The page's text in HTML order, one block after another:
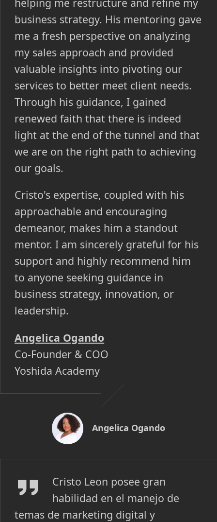
business strategy. His mentoring gave
me a fresh perspective on analyzing
my sales approach and provided
valuable insights into pivoting our
services to better meet client needs.
Through his guidance, I gained
renewed faith that there is indeed
light at the end of the tunnel and that
we are on the right path to achieving
our goals.
Cristo's expertise, coupled with his
approachable and encouraging
demeanor, makes him a standout
mentor. I am sincerely grateful for his
support and highly recommend him
to anyone seeking guidance in
business strategy, innovation, or
leadership.
Angelica Ogando
Co-Founder & COO
Yoshida Academy
Angelica Ogando
Francisco Munoz
Cristo Leon posee gran
habilidad en el manejo de
temas de marketing digital y